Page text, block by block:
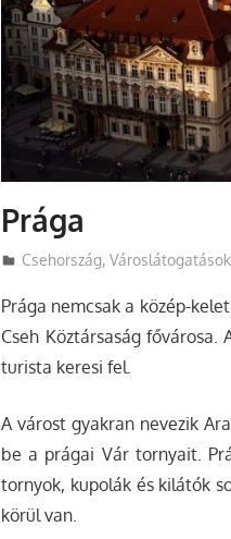
Prága
Utazasok.org
Csehország,Városlátogatások
Prága nemcsak a közép-
Cseh Köztársaság
turista keresi fel.
A várost gyakran nevezik
be a prágai Vár tornyait.
tornyok, kupolák és kilátók
körül van.